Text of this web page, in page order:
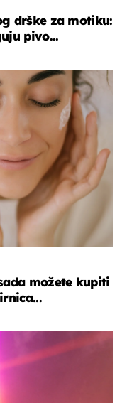
drške za motiku:
pivo...
možete kupiti